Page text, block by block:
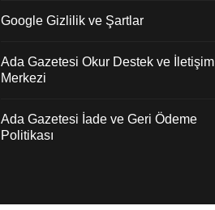
Google Gizlilik ve Şartlar
Ada Gazetesi Okur Destek ve İletişim
Merkezi
Ada Gazetesi İade ve Geri Ödeme
Politikası